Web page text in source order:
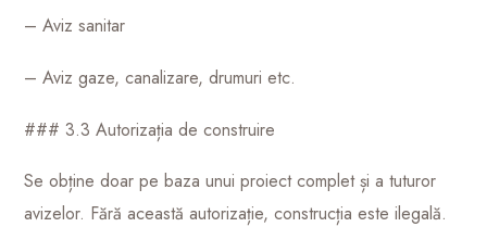
– Aviz sanitar
– Aviz gaze, canalizare, drumuri etc.
### 3.3 Autorizația de construire
Se obține doar pe baza unui proiect complet și a tuturor
avizelor. Fără această autorizație, construcția este ilegală.